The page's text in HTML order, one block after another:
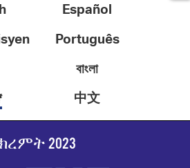
Español
Português
বাংলা
中文
ክረምት 2023